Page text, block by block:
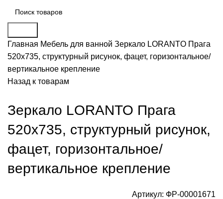
Главная Мебель для ванной Зеркало LORANTO Прага
520х735, структурный рисунок, фацет, горизонтальное/
вертикальное крепление
Назад к товарам
Зеркало LORANTO Прага
520х735, структурный рисунок,
фацет, горизонтальное/
вертикальное крепление
Артикул: ФР-00001671